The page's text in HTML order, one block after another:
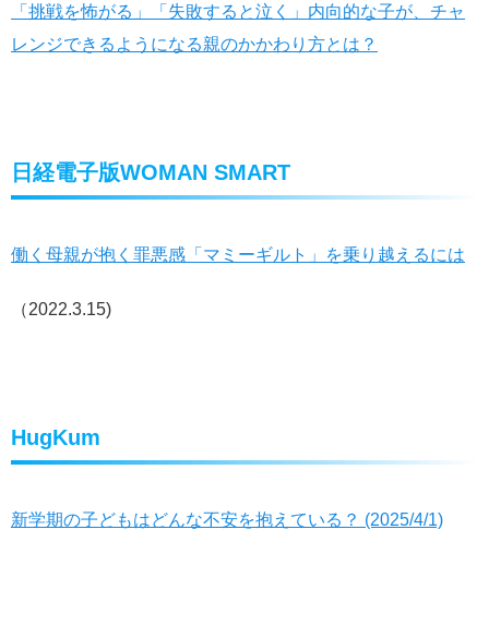
「挑戦を怖がる」「失敗すると泣く」内向的な子が、チャ
レンジできるようになる親のかかわり方とは？
日経電子版WOMAN SMART
働く母親が抱く罪悪感「マミーギルト」を乗り越えるには
（2022.3.15)
HugKum
新学期の子どもはどんな不安を抱えている？ (2025/4/1)